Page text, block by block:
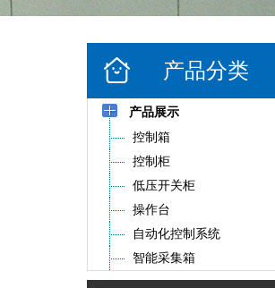
产品分类
产品展示
控制箱
控制柜
低压开关柜
操作台
自动化控制系统
智能采集箱